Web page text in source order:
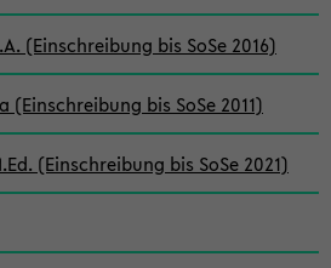
(Einschreibung bis SoSe 2016)
(Einschreibung bis SoSe 2011)
(Einschreibung bis SoSe 2021)